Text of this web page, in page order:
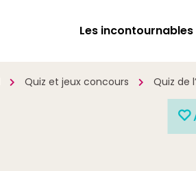
Les incontournables
Quiz et jeux concours Quiz de